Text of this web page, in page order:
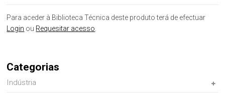
Para aceder à Biblioteca Técnica deste produto terá de efectuar
Login ou Requesitar acesso
Categorias
Indústria